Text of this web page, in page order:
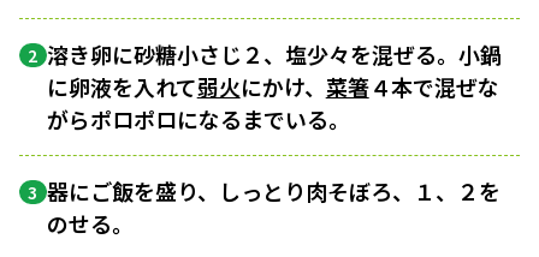
2 溶き卵に砂糖小さじ２、塩少々を混ぜる。小鍋
に卵液を入れて弱火にかけ、 菜箸４本で混ぜな
がらポロポロになるまでいる。
3 器にご飯を盛り、しっとり肉そぼろ、１、２を
のせる。